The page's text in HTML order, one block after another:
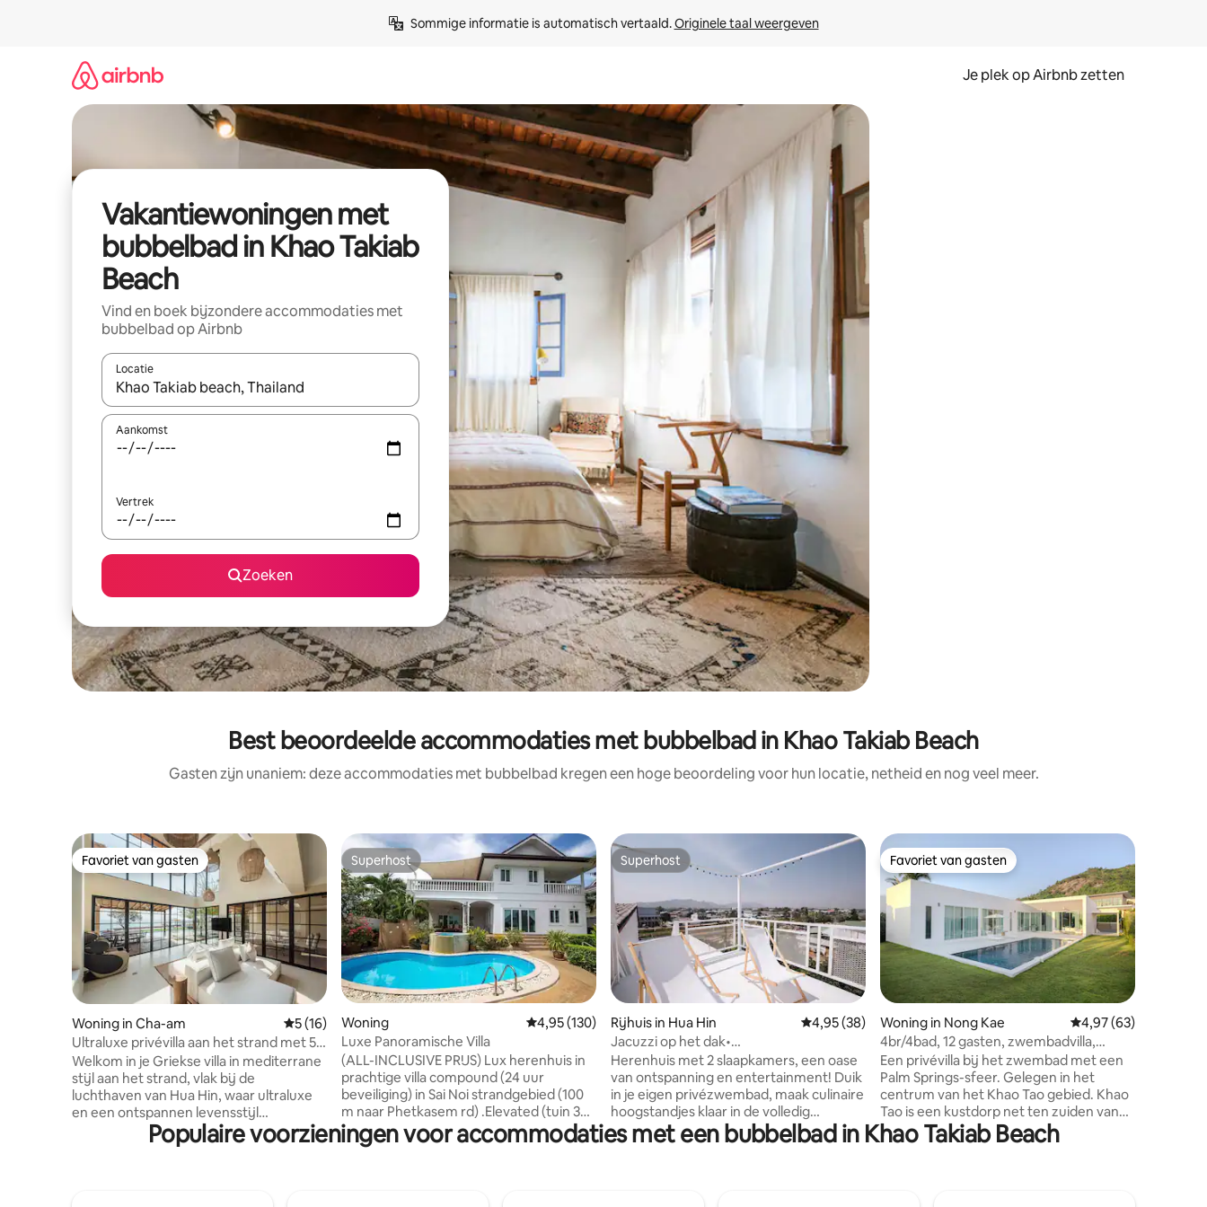
Sommige informatie is automatisch vertaald. Originele taal weergeven
Je plek op Airbnb zetten
Vakantiewoningen met
bubbelbad in Khao Takiab
Beach
Vind en boek bijzondere accommodaties met
bubbelbad op Airbnb
Locatie
Wanneer er resultaten beschikbaar zijn, maak je een keuze met je de pijltjestoetsen omhoog en omlaag, óf door te tikken of swipen.
Aankomst
Vertrek
Zoeken
Best beoordeelde accommodaties met bubbelbad in Khao Takiab Beach
Gasten zijn unaniem: deze accommodaties met bubbelbad kregen een hoge beoordeling voor hun locatie, netheid en nog veel meer.
Favoriet van gasten
Favoriet van gasten
Woning in Cha-am Gemiddelde beoordeling van 5 op 5, 16 recensies
5 (16)
Ultraluxe privévilla aan het strand met 5
slaapkamers en zwembad
Welkom in je Griekse villa in mediterrane
stijl aan het strand, vlak bij de
luchthaven van Hua Hin, waar ultraluxe
en een ontspannen levensstijl
samenkomen. Deze unieke villa biedt
directe toegang tot het strand, een hot
Superhost
Superhost
Woning Gemiddelde beoordeling van 4,95 op 5, 130 recensies
4,95 (130)
Luxe Panoramische Villa
(ALL-INCLUSIVE PRIJS) Lux herenhuis in
prachtige villa compound (24 uur
beveiliging) in Sai Noi strandgebied (100
m naar Phetkasem rd) .Elevated (tuin 3m
boven private rd) heuvel 2 verdiepingen
villa (3 slaapkamers en 4 badkamers;
Superhost
Superhost
Rijhuis in Hua Hin Gemiddelde beoordeling van 4,95 op 5, 38 recensies
4,95 (38)
Jacuzzi op het dak•
Zwembad•Panoramisch uitzicht 2BR•DT
Herenhuis met 2 slaapkamers, een oase
van ontspanning en entertainment! Duik
in je eigen privézwembad, maak culinaire
hoogstandjes klaar in de volledig
uitgeruste keuken en ontspan in een van
de drie moderne badkamers. De echte
Favoriet van gasten
Favoriet van gasten
Woning in Nong Kae Gemiddelde
4,97 (63)
4br/4bad, 12 gasten, zwembadvilla,
barbecue + badkuip
Een privévilla bij het zwembad met een
Palm Springs-sfeer. Gelegen in het
centrum van het Khao Tao gebied. Khao
Tao is een kustdorp net ten zuiden van
Hua Hin, Thailand. Niet ver van het
centrum van Hua Hin, maar ver genoeg
Populaire voorzieningen voor accommodaties met een bubbelbad in Khao Takiab Beach